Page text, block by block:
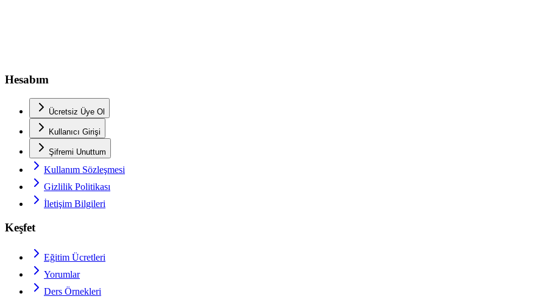
Hesabım
Ücretsiz Üye Ol
Kullanıcı Girişi
Şifremi Unuttum
Kullanım Sözleşmesi
Gizlilik Politikası
İletişim Bilgileri
Keşfet
Eğitim Ücretleri
Yorumlar
Ders Örnekleri